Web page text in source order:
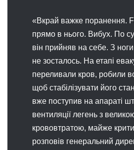
«Вкрай важке поранення.
прямо в нього. Вибух. По
він прийняв на себе. З
не зосталось. На етапі
переливали кров, робили
щоб стабілізувати його
вже поступив на апараті
вентиляції легень з
крововтратою, майже
розповів генеральний